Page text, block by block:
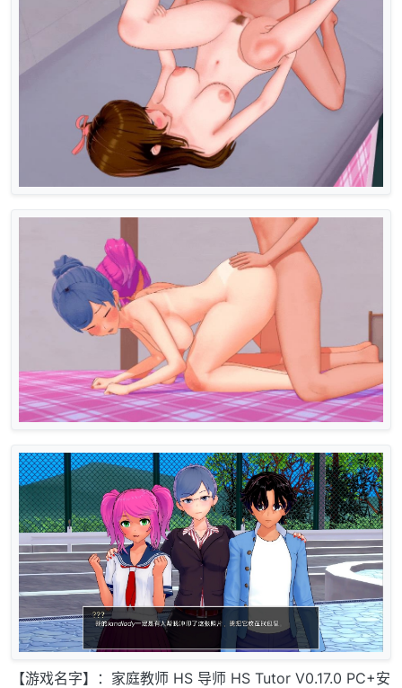
【游戏名字】：家庭教师 HS 导师 HS Tutor V0.17.0 PC+安